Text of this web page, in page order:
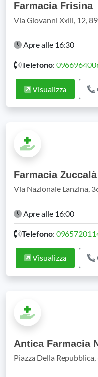
Farmacia Frisina
Via Giovanni Xxiii, 12,
Apre alle 16:30
Telefono:
Visualizza
Farmacia Zuccalà
Via Nazionale Lanzina,
Apre alle 16:00
Telefono:
Visualizza
Antica Farmacia
Piazza Della